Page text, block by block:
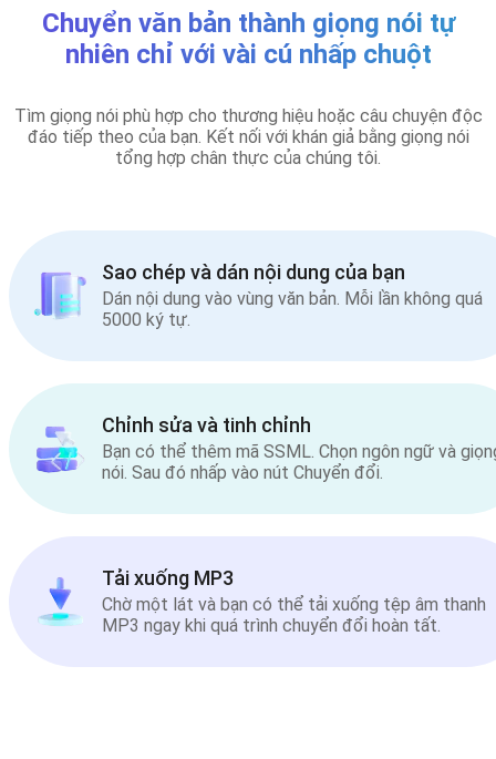
Chuyển văn bản thành giọng nói tự
nhiên chỉ với vài cú nhấp chuột
Tìm giọng nói phù hợp cho thương hiệu hoặc câu chuyện độc
đáo tiếp theo của bạn. Kết nối với khán giả bằng giọng nói
tổng hợp chân thực của chúng tôi.
Sao chép và dán nội dung của bạn
Dán nội dung vào vùng văn bản. Mỗi lần không quá
5000 ký tự.
Chỉnh sửa và tinh chỉnh
Bạn có thể thêm mã SSML. Chọn ngôn ngữ và
nói. Sau đó nhấp vào nút Chuyển đổi.
Tải xuống MP3
Chờ một lát và bạn có thể tải xuống tệp âm thanh
MP3 ngay khi quá trình chuyển đổi hoàn tất.